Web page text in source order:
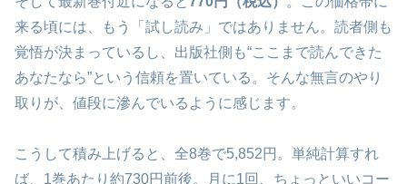
来る頃には、もう「試し読み」ではありません。読者側も
覚悟が決まっているし、出版社側も“ここまで読んできた
あなたなら”という信頼を置いている。そんな無言のやり
取りが、値段に滲んでいるように感じます。
こうして積み上げると、全8巻で5,852円。単純計算すれ
ば、1巻あたり約730円前後。月に1回、ちょっといいコー